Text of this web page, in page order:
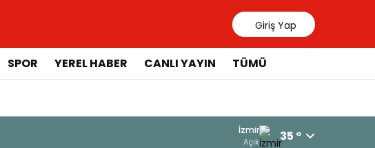
Giriş Yap
SPOR YEREL HABER CANLI YAYIN TÜMÜ
İzmir
Açık 35 °